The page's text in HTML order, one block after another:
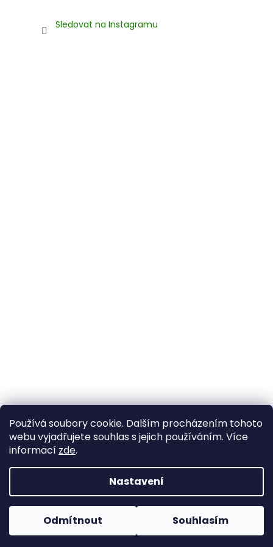
Používá soubory cookie. Dalším procházením tohoto
webu vyjadřujete souhlas s jejich používáním. Více
informací zde.
Nastavení
Odmítnout Souhlasím
Pokud u nás nenajdete konkrétní produkt, neváhejte se
ozvat. Ve většině případů jej můžeme zajistit na
Sledovat na Instagramu
Vytvořil Shoptet
Copyright 2026Horse life . Všechna práva vyhrazena.